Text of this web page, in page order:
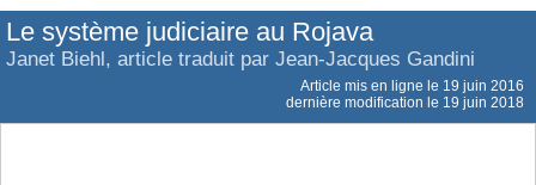
Le système judiciaire au Rojava
Janet Biehl, article traduit par Jean-Jacques Gandini
Article mis en ligne le 19 juin 2016
dernière modification le 19 juin 2018